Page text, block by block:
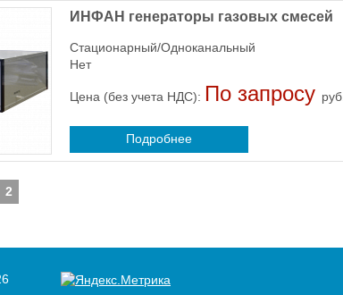
ИНФАН генераторы газовых смесей
Стационарный/Одноканальный
Нет
Цена (без учета НДС): По запросу руб.
Подробнее
2